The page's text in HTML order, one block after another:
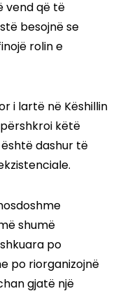
vend që të
besojnë se
rolin e
i lartë në Këshillin
këtë
dashur të
shumë
po
po riorganizojnë
gjatë një